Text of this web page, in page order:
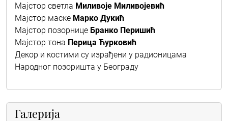
Мајстор светла Миливоје Миливојевић
Мајстор маске Марко Дукић
Мајстор позорнице Бранко Перишић
Мајстор тона Перица Ћурковић
Декор и костими су израђени у радионицама
Народног позоришта у Београду
Галерија